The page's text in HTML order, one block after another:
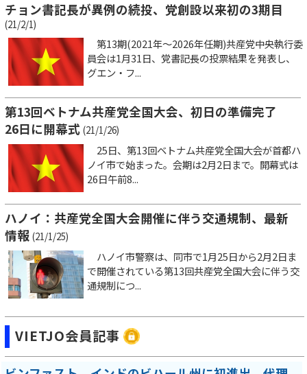
チョン書記長が異例の続投、党創設以来初の3期目
(21/2/1)
第13期(2021年～2026年任期)共産党中央執行委
員会は1月31日、党書記長の投票結果を発表し、
グエン・フ...
第13回ベトナム共産党全国大会、初日の準備完了
26日に開幕式 (21/1/26)
25日、第13回ベトナム共産党全国大会が首都ハ
ノイ市で始まった。会期は2月2日まで。開幕式は
26日午前8...
ハノイ：共産党全国大会開催に伴う交通規制、最新
情報 (21/1/25)
ハノイ市警察は、同市で1月25日から2月2日ま
で開催されている第13回共産党全国大会に伴う交
通規制につ...
VIETJO会員記事